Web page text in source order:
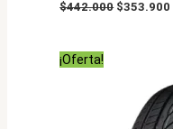
$442.000 El
$353.900
¡Oferta!